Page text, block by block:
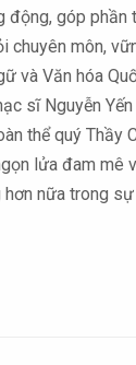
động, góp phần
chuyên môn,
và Văn hóa
sĩ Nguyễn
thể quý Thầy
lửa đam mê
hơn nữa trong